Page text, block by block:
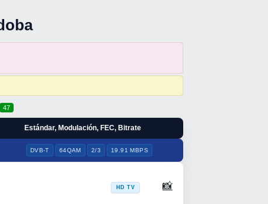
47
Estándar, Modulación, FEC, Bitrate
DVB-T 64QAM 2/3 19.91 MBPS
HD TV 📸